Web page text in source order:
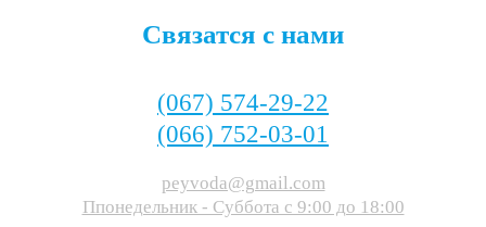
Связатся с нами
(067) 574-29-22
(066) 752-03-01
peyvoda@gmail.com
Ппонедельник - Суббота c 9:00 до 18:00